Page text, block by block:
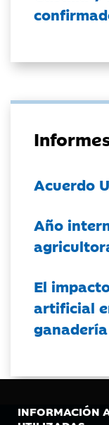
INFORMACIÓN
Acuerdo
Año
El
artificial
ganadería